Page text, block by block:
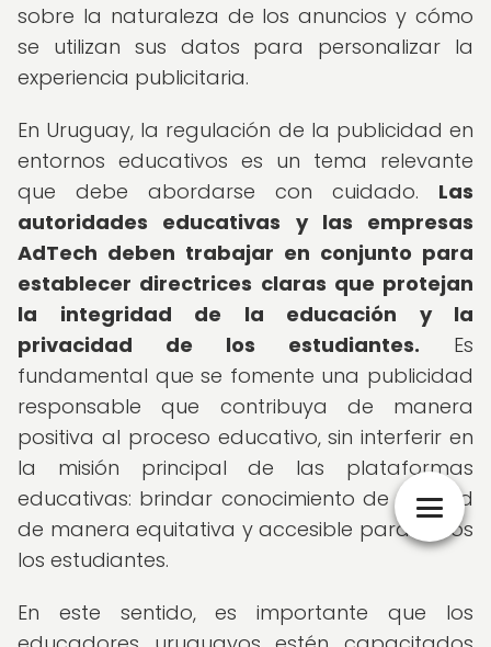
sobre la naturaleza de los anuncios y cómo
se utilizan sus datos para personalizar la
experiencia publicitaria.
En Uruguay, la regulación de la publicidad en
entornos educativos es un tema relevante
que debe abordarse con cuidado. Las
autoridades educativas y las empresas
AdTech deben trabajar en conjunto para
establecer directrices claras que protejan
la integridad de la educación y la
privacidad de los estudiantes. Es
fundamental que se fomente una publicidad
responsable que contribuya de manera
positiva al proceso educativo, sin interferir en
la misión principal de las plataformas
educativas: brindar conocimiento de calidad
de manera equitativa y accesible para todos
los estudiantes.
En este sentido, es importante que los